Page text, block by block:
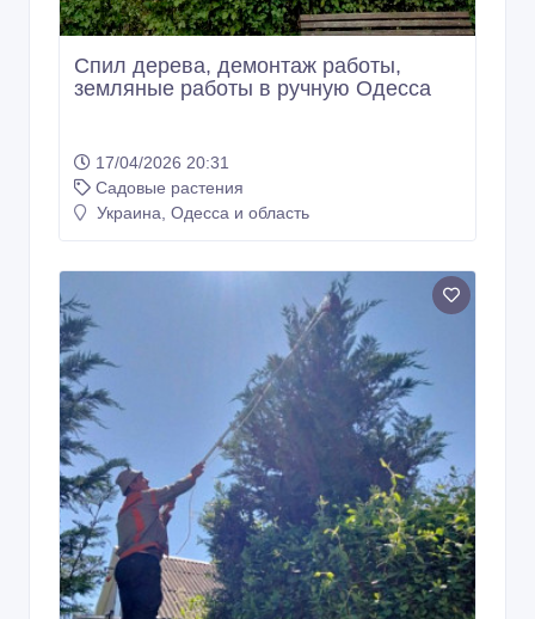
Спил дерева, демонтаж работы,
земляные работы в ручную Одесса
17/04/2026 20:31
Садовые растения
Украина, Одесса и область